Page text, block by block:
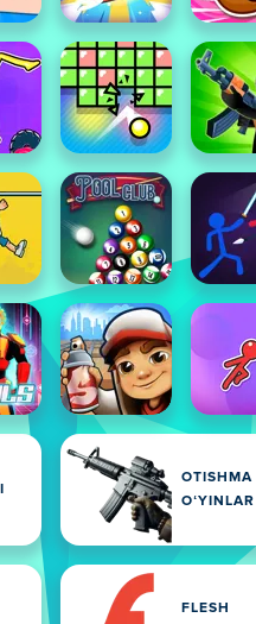
OTISHMA
OʻYINLAR
FLESH